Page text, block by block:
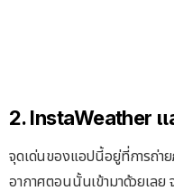
2. InstaWeather แ
จุดเด่นของแอปนี้อยู่ที่การถ่
อากาศตอนนั้นเข้ามาด้วยเลย